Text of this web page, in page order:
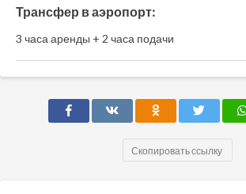
Трансфер в аэропорт:
3 часа аренды + 2 часа подачи
Скопировать ссылку